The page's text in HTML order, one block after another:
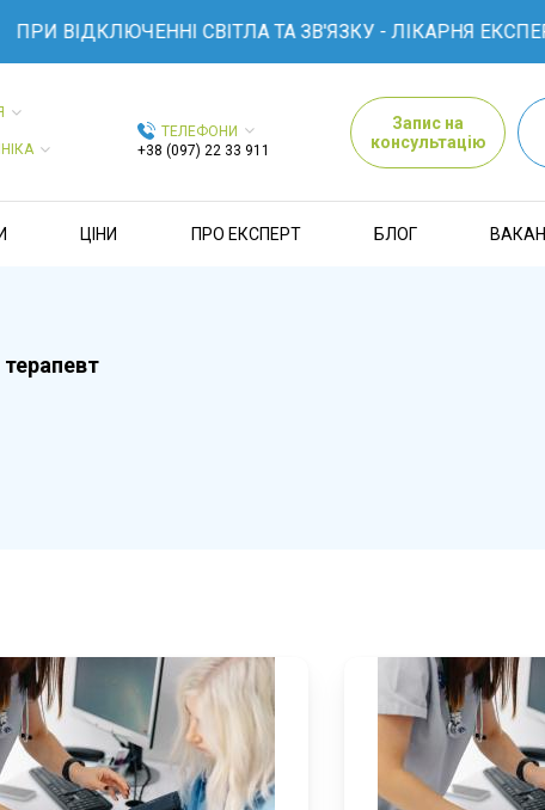
ПРИ ВІДКЛЮЧЕННІ СВІТЛА ТА ЗВ'ЯЗКУ - ЛІКАРНЯ
ТЕЛЕФОНИ
+38 (097) 22 33 911
Запис на
консультацію
ЦІНИ ПРО ЕКСПЕРТ БЛОГ